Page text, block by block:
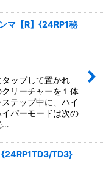
マ【R】{24RP1秘
ップして置かれ
リーチャーを１体
テップ中に、ハイ
パーモードは次の
…
{24RP1TD3/TD3}